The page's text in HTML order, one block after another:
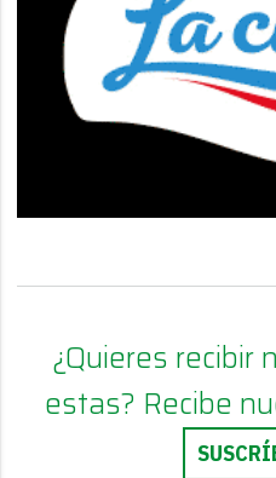
¿Quieres recibir
estas? Recibe